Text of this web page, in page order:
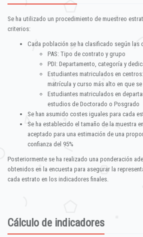
Se ha utilizado un procedimiento de muestreo
criterios:
Cada población se ha clasificado según las
PAS: Tipo de contrato y grupo
PDI: Departamento, categoría y
Estudiantes matriculados en
matrícula y curso más alto en que
Estudiantes matriculados en
estudios de Doctorado o Posgrado
Se han asumido costes iguales para cada
Se ha establecido el tamaño de la muestra
aceptado para una estimación de una
confianza del 95%
Posteriormente se ha realizado una ponderación
obtenidos en la encuesta para asegurar la
cada estrato en los indicadores finales.
Cálculo de indicadores